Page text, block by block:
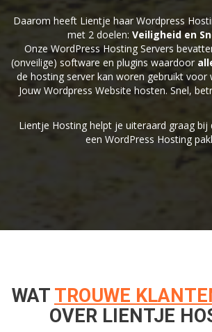
Daarom heeft Lientje haar Wordpress
met 2 doelen: Veiligheid en
Onze WordPress Hosting Servers
(onveilige) software en plugins waardoor
de hosting server kan woren gebruikt voor
Jouw Wordpress Website hosten. Snel,
Lientje Hosting helpt je uiteraard graag bij
een WordPress Hosting
WAT TROUWE
OVER LIENTJE